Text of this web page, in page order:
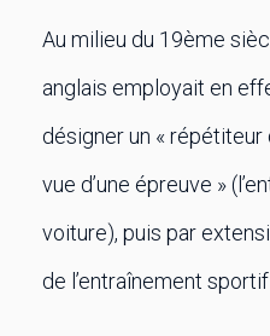
Au milieu du 19ème
anglais employait en
désigner un « répétiteur
vue d’une épreuve »
voiture), puis par
de l’entraînement sportif